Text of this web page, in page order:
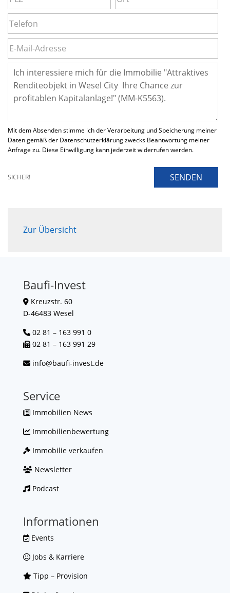
Mit dem Absenden stimme ich der Verarbeitung und Speicherung meiner
Daten gemäß der Datenschutzerklärung zwecks Beantwortung meiner
Anfrage zu. Diese Einwilligung kann jederzeit widerrufen werden.
SICHER! SENDEN
Zur Übersicht
Baufi-Invest
Kreuzstr. 60
D-46483 Wesel
02 81 – 163 991 0
02 81 – 163 991 29
info@baufi-invest.de
Service
Immobilien News
Immobilienbewertung
Immobilie verkaufen
Newsletter
Podcast
Informationen
Events
Jobs & Karriere
Tipp – Provision